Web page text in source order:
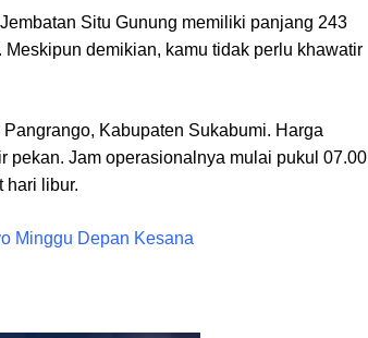
Situ Gunung memiliki panjang 243
demikian, kamu tidak perlu khawatir
Kabupaten Sukabumi. Harga
pekan. Jam operasionalnya mulai pukul 07.00
hari libur.
Minggu Depan Kesana